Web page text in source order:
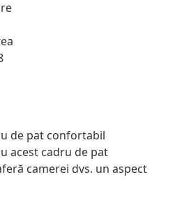
de pat confortabil
acest cadru de pat
camerei dvs. un aspect